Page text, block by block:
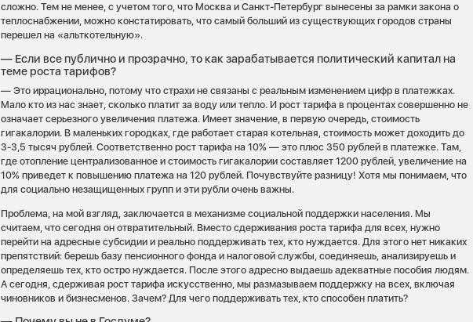
сложно. Тем не менее, с учетом того, что Москва и Санкт-Петербург вынесены за рамки закона о
теплоснабжении, можно констатировать, что самый больший из существующих городов страны
перешел на «альткотельную».
— Если все публично и прозрачно, то как зарабатывается политический капитал на
теме роста тарифов?
— Это иррационально, потому что страхи не связаны с реальным изменением цифр в платежках.
Мало кто из нас знает, сколько платит за воду или тепло. И рост тарифа в процентах совершенно не
означает серьезного увеличения платежа. Имеет значение, в первую очередь, стоимость
гигакалории. В маленьких городках, где работает старая котельная, стоимость может доходить до
3-3,5 тысяч рублей. Соответственно рост тарифа на 10% — это плюс 350 рублей в платежке. Там,
где отопление централизованное и стоимость гигакалории составляет 1200 рублей, увеличение на
10% приведет к повышению платежа на 120 рублей. Почувствуйте разницу! Хотя мы понимаем, что
для социально незащищенных групп и эти рубли очень важны.
Проблема, на мой взгляд, заключается в механизме социальной поддержки населения. Мы
считаем, что сегодня он отвратительный. Вместо сдерживания роста тарифа для всех, нужно
перейти на адресные субсидии и реально поддерживать тех, кто нуждается. Для этого нет никаких
препятствий: берешь базу пенсионного фонда и налоговой службы, соединяешь, анализируешь и
определяешь тех, кто остро нуждается. После этого адресно выдаешь адекватные пособия людям.
А сегодня, сдерживая рост тарифа искусственно, мы размазываем поддержку на всех, включая
чиновников и бизнесменов. Зачем? Для чего поддерживать тех, кто способен платить?